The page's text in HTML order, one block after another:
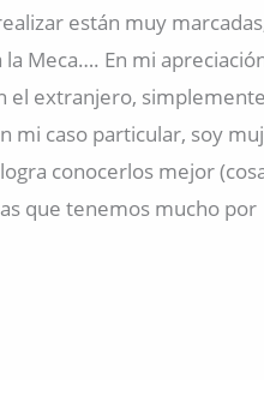
están muy
Meca…. En mi
el extranjero,
mi caso particular, soy
conocerlos mejor
que tenemos mucho por